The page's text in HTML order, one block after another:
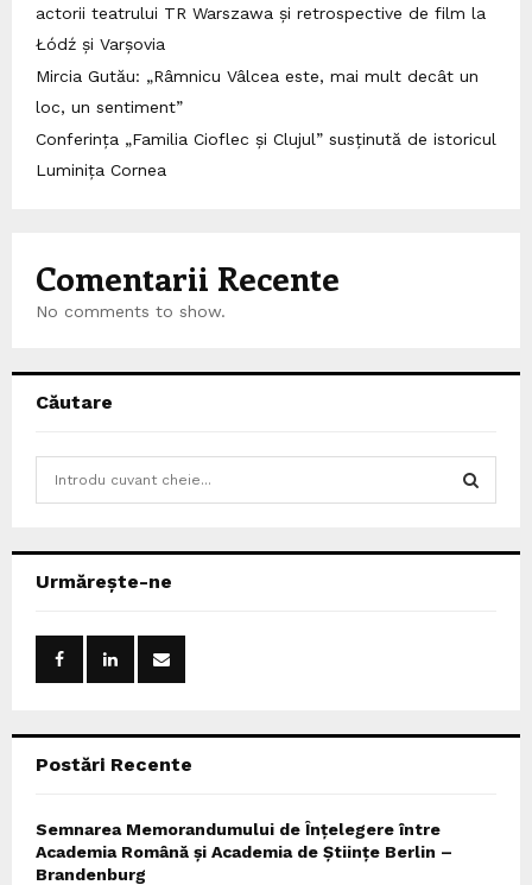
actorii teatrului TR Warszawa și retrospective de film la
Łódź și Varșovia
Mircia Gutău: „Râmnicu Vâlcea este, mai mult decât un
loc, un sentiment”
Conferința „Familia Cioflec și Clujul” susținută de istoricul
Luminița Cornea
Comentarii Recente
No comments to show.
Căutare
h
Urmărește-ne
Postări Recente
Semnarea Memorandumului de Înțelegere între
Academia Română și Academia de Științe Berlin –
Brandenburg